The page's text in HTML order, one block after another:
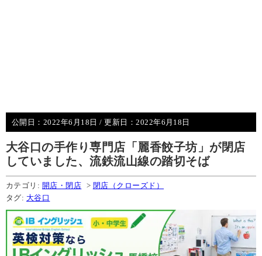
公開日： 2022年6月18日 / 更新日：2022年6月18日
大谷口の手作り専門店「麗香餃子坊」が閉店
していました、流鉄流山線の踏切そば
カテゴリ: 開店・閉店 > 閉店（クローズド）
タグ: 大谷口